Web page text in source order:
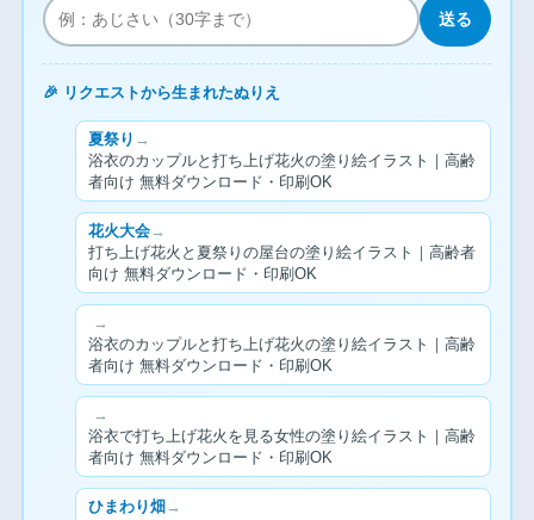
送る
🎉 リクエストから生まれたぬりえ
夏祭り →
浴衣のカップルと打ち上げ花火の塗り絵イラスト｜高齢
者向け 無料ダウンロード・印刷OK
花火大会→
打ち上げ花火と夏祭りの屋台の塗り絵イラスト｜高齢者
向け 無料ダウンロード・印刷OK
→
浴衣のカップルと打ち上げ花火の塗り絵イラスト｜高齢
者向け 無料ダウンロード・印刷OK
→
浴衣で打ち上げ花火を見る女性の塗り絵イラスト｜高齢
者向け 無料ダウンロード・印刷OK
ひまわり畑 →